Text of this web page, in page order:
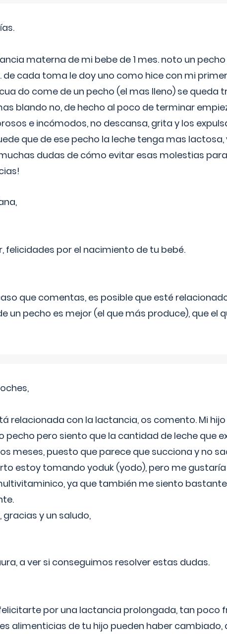
materna de mi bebe de 1 mes. noto un
de cada toma le doy uno como hice con mi
do come de un pecho (el mas lleno) se queda
blando no, de hecho al poco de terminar
e incómodos, no descansa, grita y los
que de ese pecho la leche tenga mas
dudas de cómo evitar esas molestias
felicidades por el nacimiento de tu bebé.
que comentas, es posible que esté
un pecho es mejor (el que más produce), que el
relacionada con la lactancia, os comento. Mi
pecho pero siento que la cantidad de leche que
meses, puesto que parece que succiona y no
estoy tomando yoduk (yodo), pero me
ya que también me siento
gracias y un saludo,
a ver si conseguimos resolver estas dudas.
por una lactancia prolongada, tan poco
alimenticias de tu hijo pueden haber cambiado,